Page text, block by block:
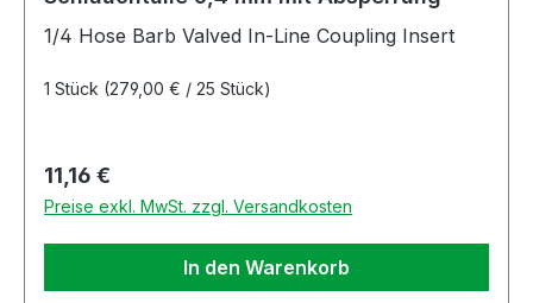
1/4 Hose Barb Valved In-Line Coupling Insert
1 Stück (279,00 € / 25 Stück)
Regulärer Preis:
11,16 €
Preise exkl. MwSt. zzgl. Versandkosten
In den Warenkorb